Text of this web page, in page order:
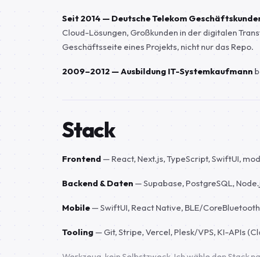
Seit 2014 — Deutsche Telekom
Cloud-Lösungen, Großkunden in der digitalen
Geschäftsseite eines Projekts, nicht nur das Repo.
2009–2012 — Ausbildung IT-Systemkaufmann
Stack
Frontend — React, Next.js, TypeScript, SwiftUI,
Backend & Daten — Supabase, PostgreSQL,
Mobile— SwiftUI, React Native, BLE/
Tooling — Git, Stripe, Vercel, Plesk/VPS, KI-APIs